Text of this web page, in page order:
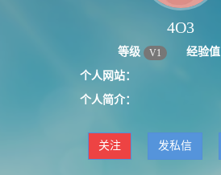
4O3
等级 V1 经验值
个人网站：
个人简介：
关注 发私信